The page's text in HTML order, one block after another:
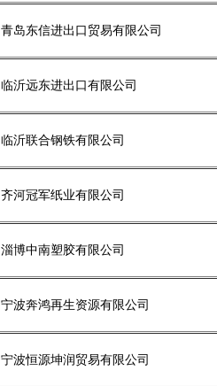
青岛东信进出口贸易有限公司
临沂远东进出口有限公司
临沂联合钢铁有限公司
齐河冠军纸业有限公司
淄博中南塑胶有限公司
宁波奔鸿再生资源有限公司
宁波恒源坤润贸易有限公司